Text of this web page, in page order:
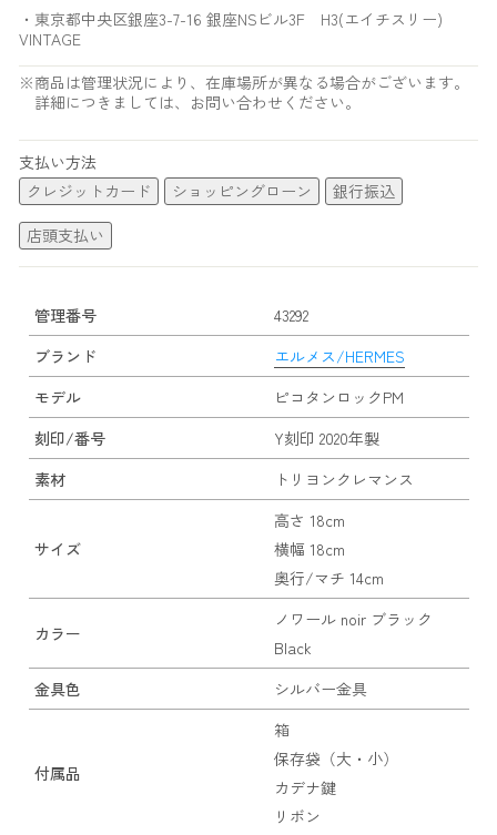
・東京都中央区銀座3-7-16 銀座NSビル3F H3(エイチスリー)
VINTAGE
※商品は管理状況により、在庫場所が異なる場合がございます。
詳細につきましては、お問い合わせください。
支払い方法
クレジットカード
ショッピングローン
銀行振込
店頭支払い
管理番号
43292
ブランド
エルメス/HERMES
モデル
ピコタンロックPM
刻印/番号
Y刻印 2020年製
素材
トリヨンクレマンス
サイズ
高さ 18cm
横幅 18cm
奥行/マチ 14cm
カラー
ノワール noir ブラック
Black
金具色
シルバー金具
付属品
箱
保存袋（大・小）
カデナ鍵
リボン